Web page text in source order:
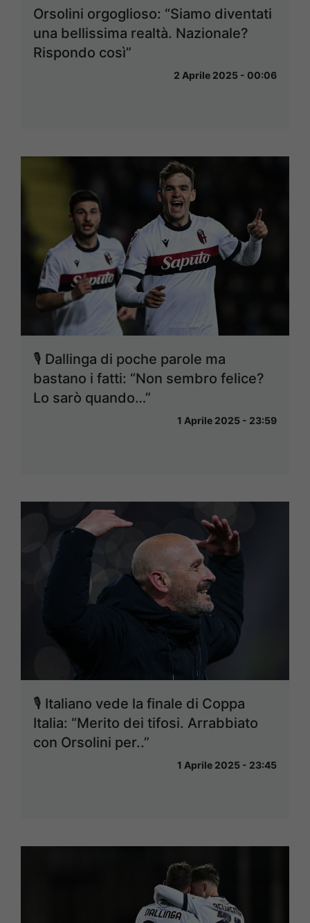
Orsolini orgoglioso: “Siamo diventati
una bellissima realtà. Nazionale?
Rispondo così”
2 Aprile 2025 - 00:06
🎙 Dallinga di poche parole ma
bastano i fatti: “Non sembro felice?
Lo sarò quando…”
1 Aprile 2025 - 23:59
🎙 Italiano vede la finale di Coppa
Italia: “Merito dei tifosi. Arrabbiato
con Orsolini per..”
1 Aprile 2025 - 23:45